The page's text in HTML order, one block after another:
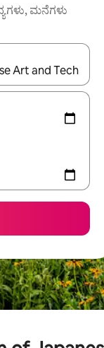
ಮನೆಗಳು
ಡೌನ್ ಬಾಣದ